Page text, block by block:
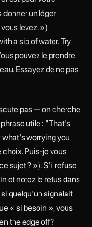
donner un léger
levez. »)
a sip of water. Try
pouvez le prendre
Essayez de ne pas
pas — on cherche
utile : "That's
worrying you
Puis-je vous
sujet ? »). S'il refuse
et notez le refus dans
si quelqu'un signalait
« si besoin », vous
the edge off?